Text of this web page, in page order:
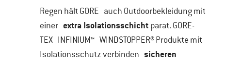
Regen hält GORE auch Outdoorbekleidung mit
einer extra Isolationsschicht parat. GORE-
TEX INFINIUM™ WINDSTOPPER® Produkte mit
Isolationsschutz verbinden sicheren